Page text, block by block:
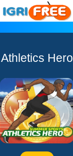
Athletics Hero